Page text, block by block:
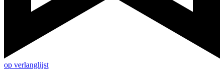
op verlanglijst